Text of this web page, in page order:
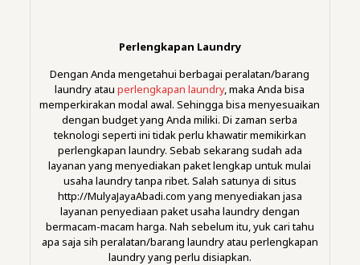
Perlengkapan Laundry
Dengan Anda mengetahui berbagai peralatan/barang
laundry atauperlengkapan laundry, maka Anda bisa
memperkirakan modal awal. Sehingga bisa menyesuaikan
dengan budget yang Anda miliki. Di zaman serba
teknologi seperti ini tidak perlu khawatir memikirkan
perlengkapan laundry. Sebab sekarang sudah ada
layanan yang menyediakan paket lengkap untuk mulai
usaha laundry tanpa ribet. Salah satunya di situs
http://MulyaJayaAbadi.com yang menyediakan jasa
layanan penyediaan paket usaha laundry dengan
bermacam-macam harga. Nah sebelum itu, yuk cari tahu
apa saja sih peralatan/barang laundry atau perlengkapan
laundry yang perlu disiapkan.